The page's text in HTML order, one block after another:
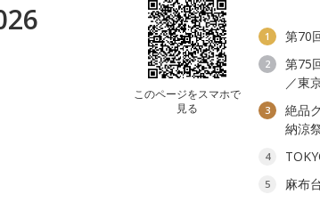
このページをスマホで
見る
1 第70
2
第75
／東
3
絶品
納涼
4
5
麻布